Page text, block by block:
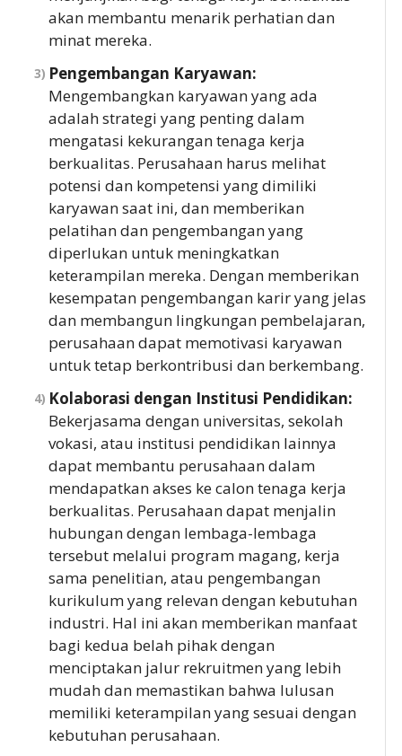
akan membantu menarik perhatian dan
minat mereka.
Pengembangan Karyawan:
Mengembangkan karyawan yang ada
adalah strategi yang penting dalam
mengatasi kekurangan tenaga kerja
berkualitas. Perusahaan harus melihat
potensi dan kompetensi yang dimiliki
karyawan saat ini, dan memberikan
pelatihan dan pengembangan yang
diperlukan untuk meningkatkan
keterampilan mereka. Dengan memberikan
kesempatan pengembangan karir yang jelas
dan membangun lingkungan pembelajaran,
perusahaan dapat memotivasi karyawan
untuk tetap berkontribusi dan berkembang.
Kolaborasi dengan Institusi Pendidikan:
Bekerjasama dengan universitas, sekolah
vokasi, atau institusi pendidikan lainnya
dapat membantu perusahaan dalam
mendapatkan akses ke calon tenaga kerja
berkualitas. Perusahaan dapat menjalin
hubungan dengan lembaga-lembaga
tersebut melalui program magang, kerja
sama penelitian, atau pengembangan
kurikulum yang relevan dengan kebutuhan
industri. Hal ini akan memberikan manfaat
bagi kedua belah pihak dengan
menciptakan jalur rekruitmen yang lebih
mudah dan memastikan bahwa lulusan
memiliki keterampilan yang sesuai dengan
kebutuhan perusahaan.